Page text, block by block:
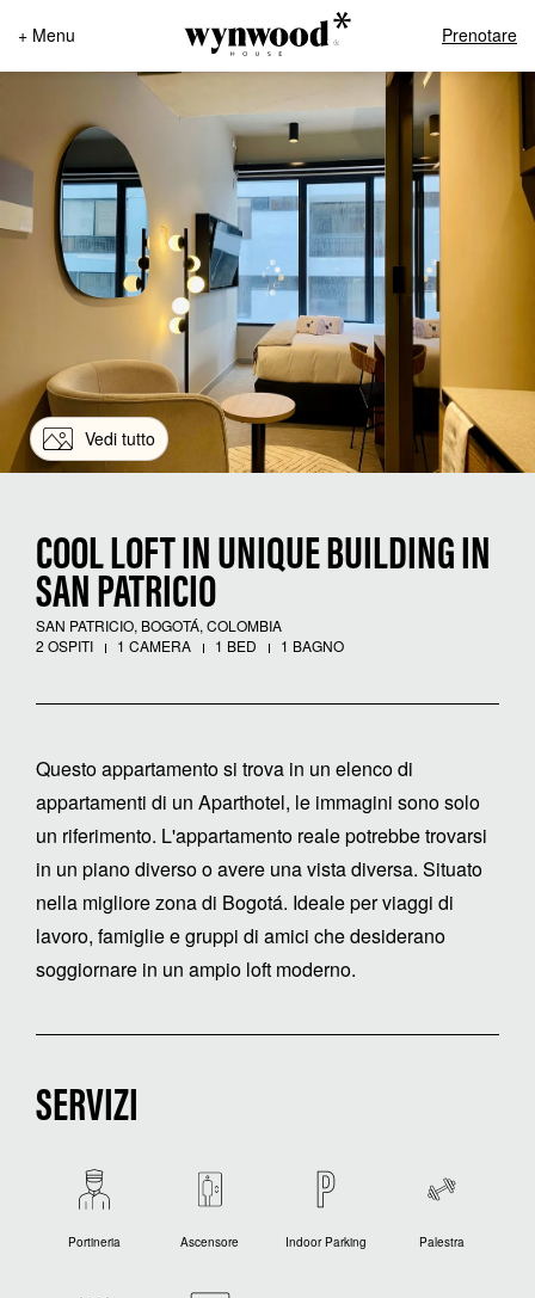
+ Menu Prenotare
Vedi tutto
COOL LOFT IN UNIQUE BUILDING IN
SAN PATRICIO
SAN PATRICIO, BOGOTÁ, COLOMBIA
2 OSPITI
1 CAMERA 1 BED 1 BAGNO
Questo appartamento si trova in un elenco di
appartamenti di un Aparthotel, le immagini sono solo
un riferimento. L'appartamento reale potrebbe trovarsi
in un piano diverso o avere una vista diversa. Situato
nella migliore zona di Bogotá. Ideale per viaggi di
lavoro, famiglie e gruppi di amici che desiderano
soggiornare in un ampio loft moderno.
SERVIZI
Portineria Ascensore Indoor Parking Palestra